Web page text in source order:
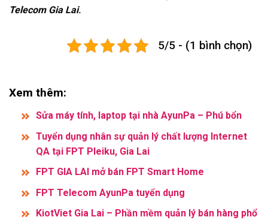
Telecom Gia Lai.
5/5 - (1 bình chọn)
Xem thêm:
Sửa máy tính, laptop tại nhà AyunPa – Phú bổn
Tuyển dụng nhân sự quản lý chất lượng Internet
QA tại FPT Pleiku, Gia Lai
FPT GIA LAI mở bán FPT Smart Home
FPT Telecom AyunPa tuyển dụng
KiotViet Gia Lai – Phần mềm quản lý bán hàng phổ